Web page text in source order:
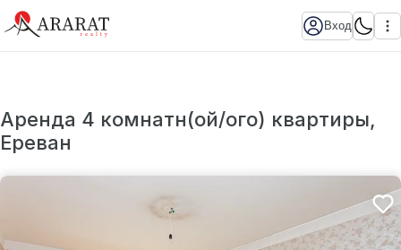
Вход
Аренда 4 комнатн(ой/ого) квартиры,
Ереван